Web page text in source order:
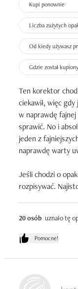
Kupi ponownie
Liczba zużytych
Od kiedy używasz
Gdzie został
Ten korektor
ciekawił, więc
w naprawdę
sprawić. No i
jeden z
naprawdę warty
Jeśli chodzi o
rozpisywać.
i ukośnie ścięty
tym, by
Jeśli chodzi o
20 osób uznało tę
Pomocne!